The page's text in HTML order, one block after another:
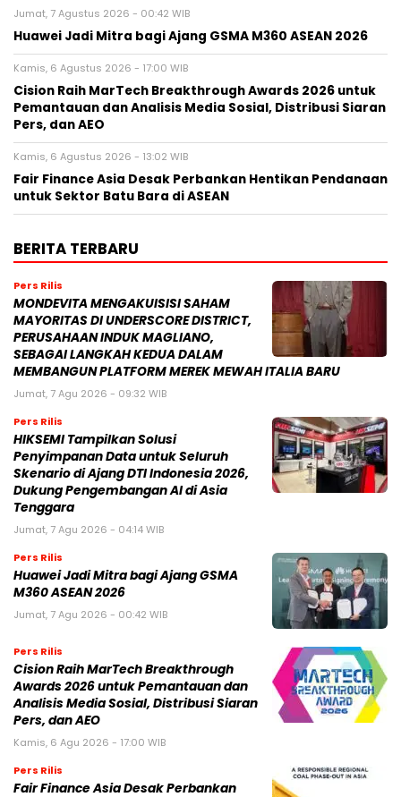
Jumat, 7 Agustus 2026 - 00:42 WIB
Huawei Jadi Mitra bagi Ajang GSMA M360 ASEAN 2026
Kamis, 6 Agustus 2026 - 17:00 WIB
Cision Raih MarTech Breakthrough Awards 2026 untuk
Pemantauan dan Analisis Media Sosial, Distribusi Siaran
Pers, dan AEO
Kamis, 6 Agustus 2026 - 13:02 WIB
Fair Finance Asia Desak Perbankan Hentikan Pendanaan
untuk Sektor Batu Bara di ASEAN
BERITA TERBARU
Pers Rilis
MONDEVITA MENGAKUISISI SAHAM
MAYORITAS DI UNDERSCORE DISTRICT,
PERUSAHAAN INDUK MAGLIANO,
SEBAGAI LANGKAH KEDUA DALAM
MEMBANGUN PLATFORM MEREK MEWAH ITALIA BARU
Jumat, 7 Agu 2026 - 09:32 WIB
Pers Rilis
HIKSEMI Tampilkan Solusi
Penyimpanan Data untuk Seluruh
Skenario di Ajang DTI Indonesia 2026,
Dukung Pengembangan AI di Asia
Tenggara
Jumat, 7 Agu 2026 - 04:14 WIB
Pers Rilis
Huawei Jadi Mitra bagi Ajang GSMA
M360 ASEAN 2026
Jumat, 7 Agu 2026 - 00:42 WIB
Pers Rilis
Cision Raih MarTech Breakthrough
Awards 2026 untuk Pemantauan dan
Analisis Media Sosial, Distribusi Siaran
Pers, dan AEO
Kamis, 6 Agu 2026 - 17:00 WIB
Pers Rilis
Fair Finance Asia Desak Perbankan